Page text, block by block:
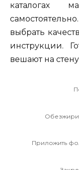
каталогах
выбрать
инструкции.
вешают на
Приложить